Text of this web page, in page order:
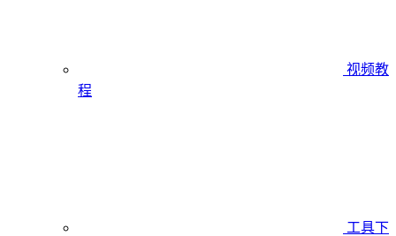
视频教
程
工具下